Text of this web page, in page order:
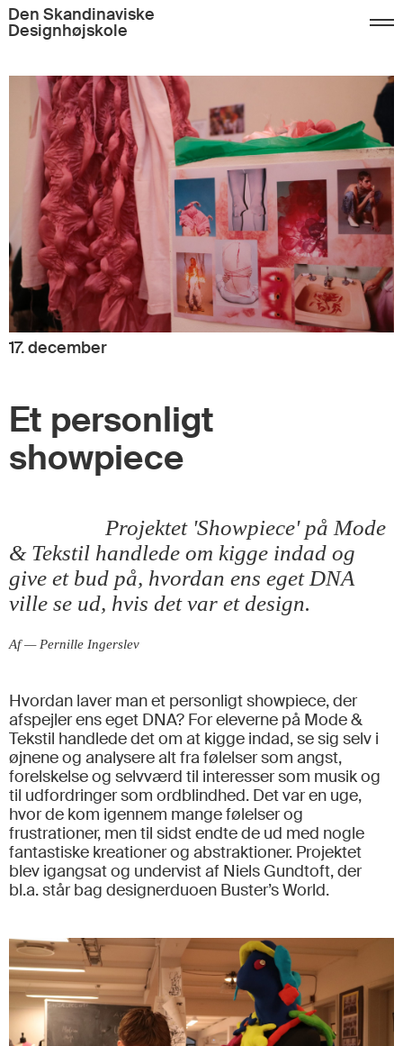
Den Skandinaviske
Designhøjskole
17. december
Et personligt
showpiece
Projektet 'Showpiece' på Mode
& Tekstil handlede om kigge indad og
give et bud på, hvordan ens eget DNA
ville se ud, hvis det var et design.
Af — Pernille Ingerslev
Hvordan laver man et personligt showpiece, der
afspejler ens eget DNA? For eleverne på Mode &
Tekstil handlede det om at kigge indad, se sig selv i
øjnene og analysere alt fra følelser som angst,
forelskelse og selvværd til interesser som musik og
til udfordringer som ordblindhed. Det var en uge,
hvor de kom igennem mange følelser og
frustrationer, men til sidst endte de ud med nogle
fantastiske kreationer og abstraktioner. Projektet
blev igangsat og undervist af Niels Gundtoft, der
bl.a. står bag designerduoen Buster’s World.